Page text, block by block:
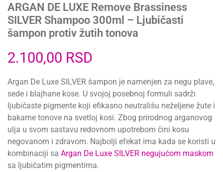
ARGAN DE LUXE Remove Brassiness
SILVER Shampoo 300ml – Ljubičasti
šampon protiv žutih tonova
2.100,00 RSD
Argan De Luxe SILVER šampon je namenjen za negu plave,
sede i blajhane kose. U svojoj posebnoj formuli sadrži
ljubičaste pigmente koji efikasno neutrališu neželjene žute i
bakarne tonove na svetloj kosi. Zbog prirodnog arganovog
ulja u svom sastavu redovnom upotrebom čini kosu
negovanom i zdravom. Najbolji efekat ima kada se koristi u
kombinaciji sa Argan De Luxe SILVER negujućom maskom
sa ljubičatim pigmentima.